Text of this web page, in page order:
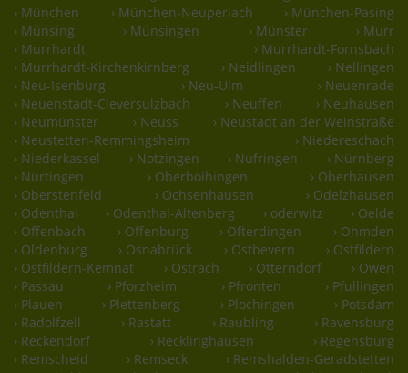
› München
› München-Neuperlach
› München-Pasing
› Münsing
› Münsingen › Münster
› Murr
› Murrhardt
› Murrhardt-Fornsbach
› Murrhardt-Kirchenkirnberg
› Neidlingen
› Nellingen
› Neu-Isenburg
› Neu-Ulm
› Neuenrade
› Neuenstadt-Cleversulzbach
› Neuffen
› Neuhausen
› Neumünster
› Neuss
› Neustadt an der Weinstraße
› Neustetten-Remmingsheim
› Niedereschach
› Niederkassel
› Notzingen › Nufringen
› Nürnberg
› Nürtingen
› Oberboihingen
› Oberhausen
› Oberstenfeld
› Ochsenhausen
› Odelzhausen
› Odenthal
› Odenthal-Altenberg › oderwitz
› Oelde
› Offenbach
› Offenburg › Ofterdingen
› Ohmden
› Oldenburg
› Osnabrück › Ostbevern
› Ostfildern
› Ostfildern-Kemnat
› Ostrach › Otterndorf
› Owen
› Passau
› Pforzheim › Pfronten
› Pfullingen
› Plauen
› Plettenberg › Plochingen
› Potsdam
› Radolfzell
› Rastatt › Raubling
› Ravensburg
› Reckendorf
› Recklinghausen
› Regensburg
› Remscheid
› Remseck
› Remshalden-Geradstetten